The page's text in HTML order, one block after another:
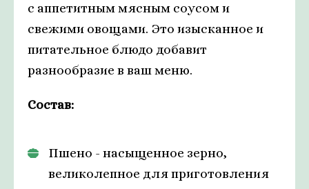
с аппетитным мясным соусом и
свежими овощами. Это изысканное и
питательное блюдо добавит
разнообразие в ваш меню.
Состав:
Пшено - насыщенное зерно,
великолепное для приготовления